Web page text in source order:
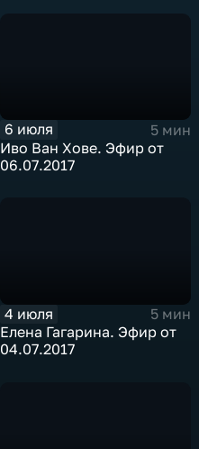
6 июля
5 мин
Иво Ван Хове. Эфир от
06.07.2017
4 июля
5 мин
Елена Гагарина. Эфир от
04.07.2017